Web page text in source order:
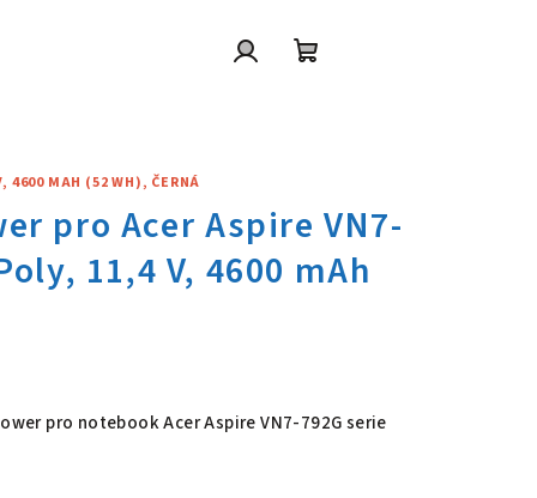
4600 MAH (52 WH), ČERNÁ
pro Acer Aspire VN7-
pro notebook Acer Aspire VN7-792G serie